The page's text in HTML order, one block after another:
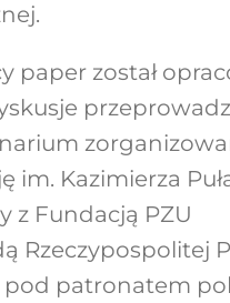
paper został
im. Kazimierza
z Fundacją PZU
Rzeczypospolitej
pod patronatem